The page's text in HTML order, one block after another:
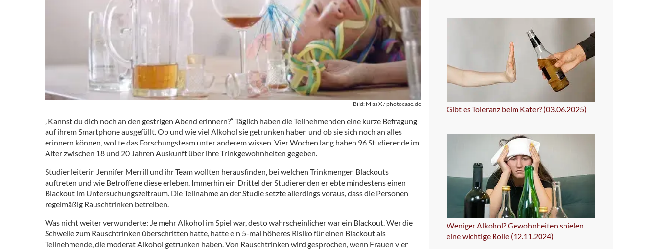
Bild: Miss X / photocase.de
„Kannst du dich noch an den gestrigen Abend erinnern?“ Täglich haben die Teilnehmenden eine kurze Befragung
auf ihrem Smartphone ausgefüllt. Ob und wie viel Alkohol sie getrunken haben und ob sie sich noch an alles
erinnern können, wollte das Forschungsteam unter anderem wissen. Vier Wochen lang haben 96 Studierende im
Alter zwischen 18 und 20 Jahren Auskunft über ihre Trinkgewohnheiten gegeben.
Studienleiterin Jennifer Merrill und ihr Team wollten herausfinden, bei welchen Trinkmengen Blackouts
auftreten und wie Betroffene diese erleben. Immerhin ein Drittel der Studierenden erlebte mindestens einen
Blackout im Untersuchungszeitraum. Die Teilnahme an der Studie setzte allerdings voraus, dass die Personen
regelmäßig Rauschtrinken betreiben.
Was nicht weiter verwunderte: Je mehr Alkohol im Spiel war, desto wahrscheinlicher war ein Blackout. Wer die
Schwelle zum Rauschtrinken überschritten hatte, hatte ein 5-mal höheres Risiko für einen Blackout als
Teilnehmende, die moderat Alkohol getrunken haben. Von Rauschtrinken wird gesprochen, wenn Frauen vier
Gibt es Toleranz beim Kater? (03.06.2025)
Weniger Alkohol? Gewohnheiten spielen
eine wichtige Rolle (12.11.2024)